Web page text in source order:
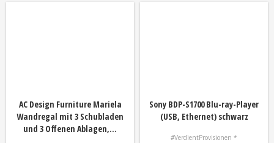
AC Design Furniture Mariela
Wandregal mit 3 Schubladen
und 3 Offenen Ablagen,...
Sony BDP-S1700 Blu-ray-Player
(USB, Ethernet) schwarz
#VerdientProvisionen *